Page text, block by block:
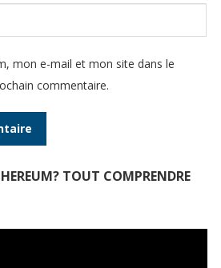
mon e-mail et mon site dans le
commentaire.
TOUT COMPRENDRE